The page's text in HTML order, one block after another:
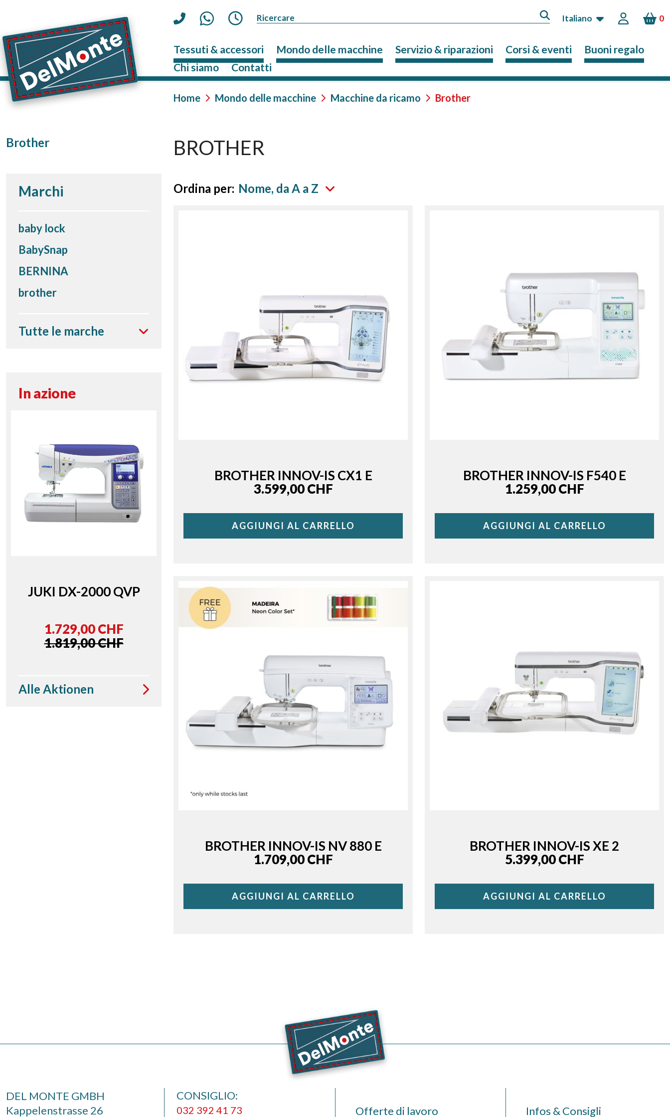
Italiano 0
Tessuti & accessori Mondo delle macchine Servizio & riparazioni Corsi & eventi
Buoni regalo
Chi siamo
Contatti
Home Mondo delle macchine Macchine da ricamo Brother
Brother
Marchi
baby lock
BabySnap
BERNINA
brother
Tutte le marche
In azione
JUKI DX-2000 QVP
1.729,00 CHF
1.819,00 CHF
Alle Aktionen
BROTHER
Ordina per: Nome, da A a Z
BROTHER INNOV-IS CX1 E
Price
3.599,00 CHF
AGGIUNGI AL CARRELLO
BROTHER INNOV-IS F540 E
Price
1.259,00 CHF
AGGIUNGI AL CARRELLO
BROTHER INNOV-IS NV 880 E
Price
1.709,00 CHF
AGGIUNGI AL CARRELLO
BROTHER INNOV-IS XE 2
Price
5.399,00 CHF
AGGIUNGI AL CARRELLO
DEL MONTE GMBH
Kappelenstrasse 26
CONSIGLIO:
032 392 41 73 Offerte di lavoro Infos & Consigli